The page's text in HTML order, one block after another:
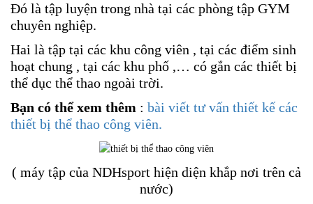
Đó là tập luyện trong nhà tại các phòng tập GYM
chuyên nghiệp.
Hai là tập tại các khu công viên , tại các điểm sinh
hoạt chung , tại các khu phố ,… có gắn các thiết bị
thể dục thể thao ngoài trời.
Bạn có thể xem thêm : bài viết tư vấn thiết kế các
thiết bị thể thao công viên.
( máy tập của NDHsport hiện diện khắp nơi trên cả
nước)